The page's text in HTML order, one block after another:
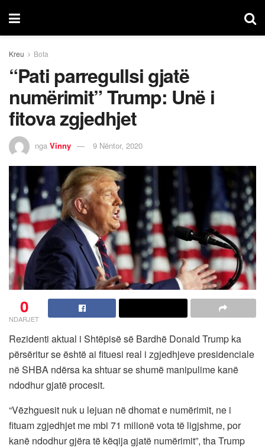
Kreu Bota
“Pati parregullsi gjatë
numërimit” Trump: Unë i
fitova zgjedhjet
nga Vinny 9 Nëntor, 2020
0
NDARJET
Rezidenti aktual i Shtëpisë së Bardhë Donald Trump ka
përsëritur se është ai fituesi real i zgjedhjeve presidenciale
në SHBA ndërsa ka shtuar se shumë manipulime kanë
ndodhur gjatë procesit.
“Vëzhguesit nuk u lejuan në dhomat e numërimit, ne i
fituam zgjedhjet me mbi 71 milionë vota të ligjshme, por
kanë ndodhur gjëra të këqija gjatë numërimit”, tha Trump